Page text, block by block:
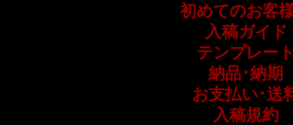
初めてのお客
入稿ガイド
テンプレート
納品･納期
お支払い･送
入稿規約